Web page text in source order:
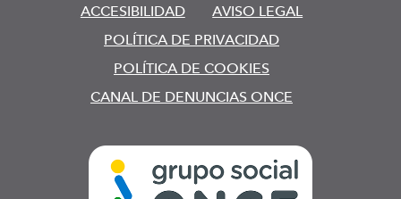
ACCESIBILIDAD
AVISO LEGAL
POLÍTICA DE PRIVACIDAD
POLÍTICA DE COOKIES
CANAL DE DENUNCIAS ONCE